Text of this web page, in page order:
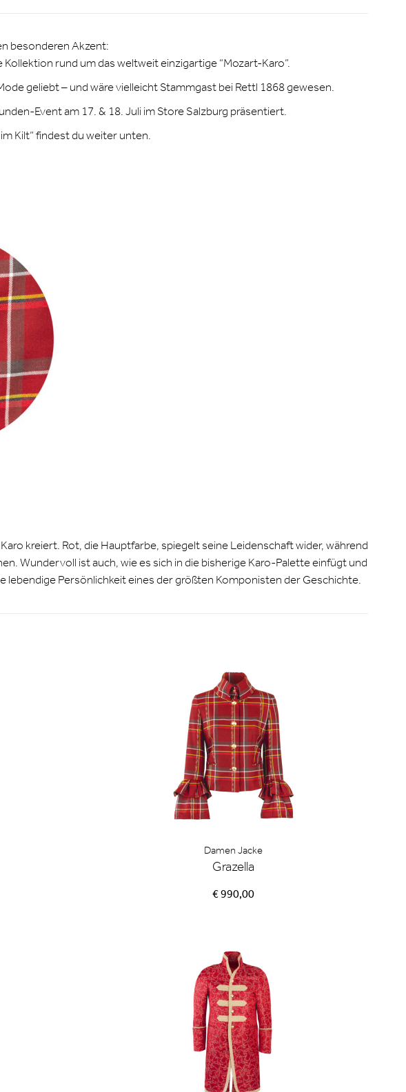
besonderen Akzent:
rund um das weltweit einzigartige “Mozart-Karo”.
geliebt – und wäre vielleicht Stammgast bei Rettl 1868 gewesen.
Event am 17. & 18. Juli im Store Salzburg präsentiert.
Kilt” findest du weiter unten.
kreiert. Rot, die Hauptfarbe, spiegelt seine Leidenschaft wider, während
Wundervoll ist auch, wie es sich in die bisherige Karo-Palette einfügt und
Persönlichkeit eines der größten Komponisten der Geschichte.
Damen Jacke
Grazella
€ 990,00